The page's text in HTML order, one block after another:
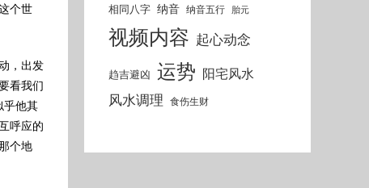
个世
，出发
看我们
乎他其
呼应的
个地
相同八字 纳音 纳音五行 胎元
视频内容 起心动念
趋吉避凶 运势 阳宅风水
风水调理 食伤生财